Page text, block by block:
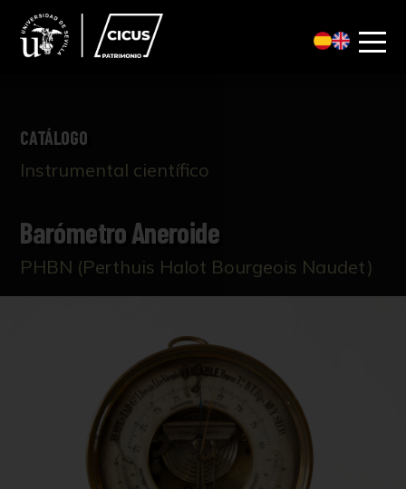
CATÁLOGO
Instrumental científico
Barómetro Aneroide
PHBN (Perthuis Halot Bourgeois Naudet)